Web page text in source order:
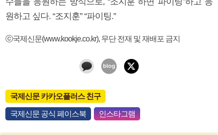
원하고 싶다. “조지훈” “파이팅.”
ⓒ국제신문(www.kookje.co.kr), 무단 전재 및 재배포 금지
국제신문 카카오플러스 친구
국제신문 공식 페이스북 인스타그램